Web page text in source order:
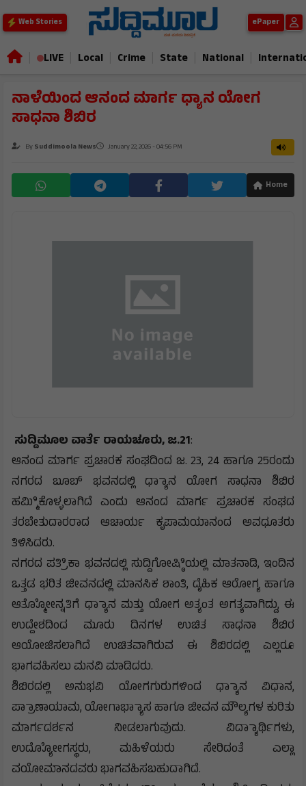
Web Stories ePaper
LIVE Local Crime State National
ನಾಳೆಯಿಂದ ಆನಂದ ಮಾರ್ಗ ಧ್ಯಾನ ಯೋಗ
ಸಾಧನಾ ಶಿಬಿರ
BySuddimoola News January 22, 2026 - 04:56 PM
Home
ಸುದ್ದಿಮೂಲ ವಾರ್ತೆ ರಾಯಚೂರು, ಜ.21:
ಆನಂದ ಮಾರ್ಗ ಪ್ರಚಾರಕ ಸಂಘದಿಂದ ಜ. 23, 24 ಹಾಗೂ 25ರಂದು
ನಗರದ ಬೂಬ್ ಭವನದಲ್ಲಿ ಧ್ಯಾಾನ ಯೋಗ ಸಾಧನಾ ಶಿಬಿರ
ಹಮ್ಮಿಿಕೊಳ್ಳಲಾಗಿದೆ ಎಂದು ಆನಂದ ಮಾರ್ಗ ಪ್ರಚಾರಕ ಸಂಘದ
ತರಬೇತುದಾರರಾದ ಆಚಾರ್ಯ ಕೃಪಾಮಯಾನಂದ ಅವಧೂತರು
ತಿಳಿಸಿದರು.
ನಗರದ ಪತ್ರಿಿಕಾ ಭವನದಲ್ಲಿ ಸುದ್ದಿಗೋಷ್ಠಿಿಯಲ್ಲಿ ಮಾತನಾಡಿ, ಇಂದಿನ
ಒತ್ತಡ ಭರಿತ ಜೀವನದಲ್ಲಿ ಮಾನಸಿಕ ಶಾಂತಿ, ದೈಹಿಕ ಆರೋಗ್ಯ ಹಾಗೂ
ಆತ್ಮೋೋನ್ನತಿಗೆ ಧ್ಯಾಾನ ಮತ್ತು ಯೋಗ ಅತ್ಯಂತ ಅಗತ್ಯವಾಗಿದ್ದು, ಈ
ಉದ್ದೇಶದಿಂದ ಮೂರು ದಿನಗಳ ಉಚಿತ ಸಾಧನಾ ಶಿಬಿರ
ಆಯೋಜಿಸಲಾಗಿದೆ ಉಚಿತವಾಗಿರುವ ಈ ಶಿಬಿರದಲ್ಲಿ ಎಲ್ಲರೂ
ಭಾಗವಹಿಸಲು ಮನವಿ ಮಾಡಿದರು.
ಶಿಬಿರದಲ್ಲಿ ಅನುಭವಿ ಯೋಗಗುರುಗಳಿಂದ ಧ್ಯಾಾನ ವಿಧಾನ,
ಪ್ರಾಾಣಾಯಾಮ, ಯೋಗಾಭ್ಯಾಾಸ ಹಾಗೂ ಜೀವನ ಮೌಲ್ಯಗಳ ಕುರಿತು
ಮಾರ್ಗದರ್ಶನ ನೀಡಲಾಗುವುದು. ವಿದ್ಯಾಾರ್ಥಿಗಳು,
ಉದ್ಯೋೋಗಸ್ಥರು, ಮಹಿಳೆಯರು ಸೇರಿದಂತೆ ಎಲ್ಲಾ
ವಯೋಮಾನದವರು ಭಾಗವಹಿಸಬಹುದಾಗಿದೆ.